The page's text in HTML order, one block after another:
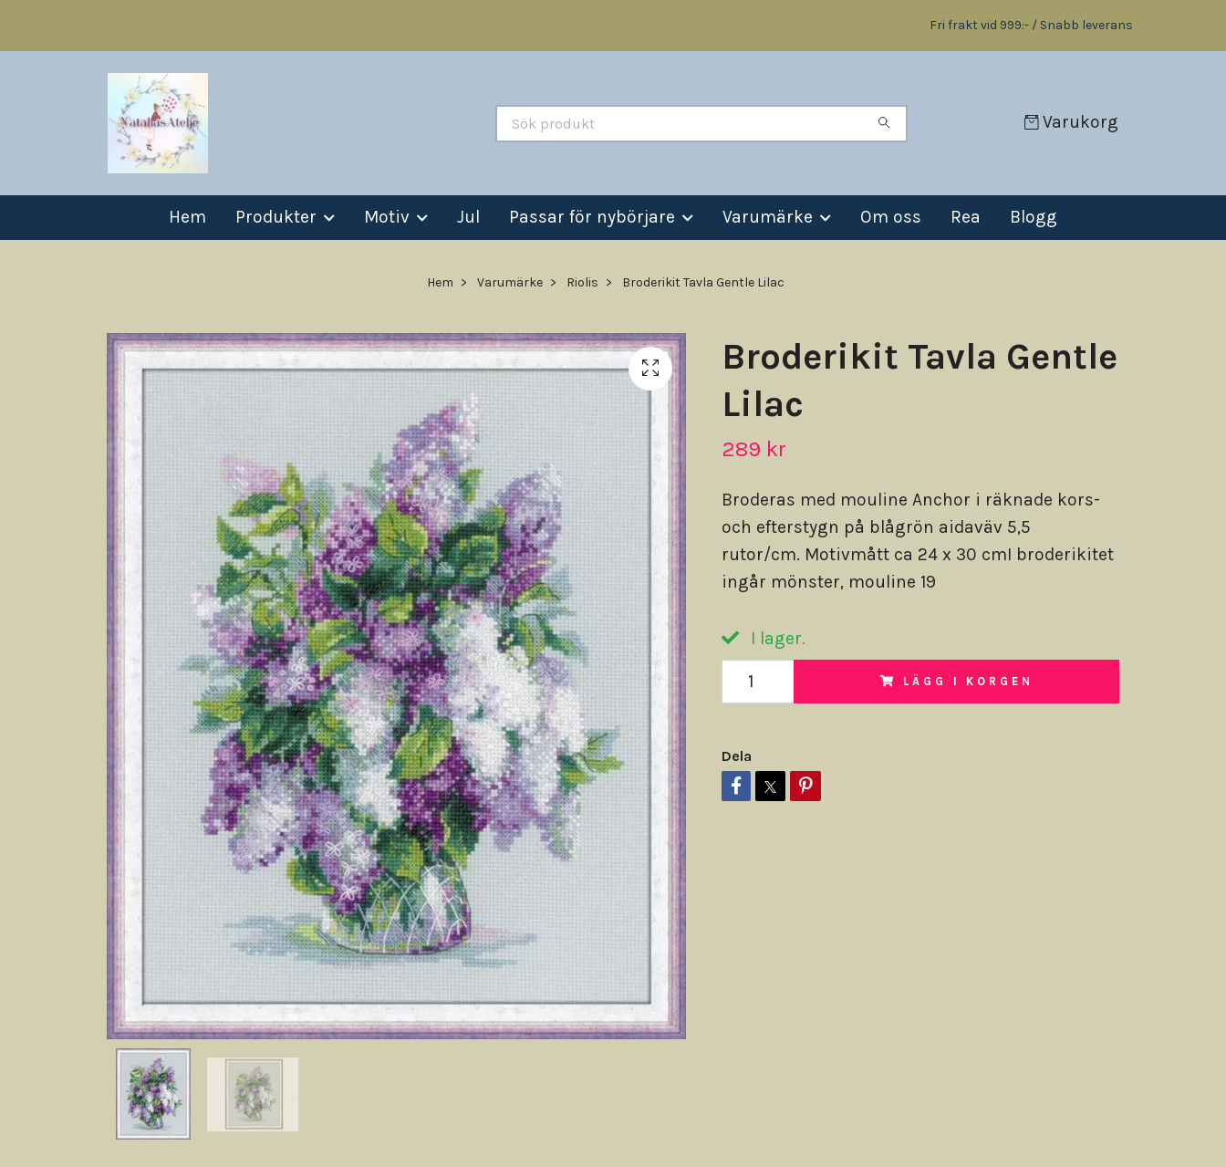
Fri frakt vid 999:- / Snabb leverans
Varukorg
Hem Produkter Motiv Jul Passar för nybörjare Varumärke Om oss Rea Blogg
Hem Varumärke Riolis Broderikit Tavla Gentle Lilac
Broderikit Tavla Gentle
Lilac
289 kr
Broderas med mouline Anchor i räknade kors-
och efterstygn på blågrön aidaväv 5,5
rutor/cm. Motivmått ca 24 x 30 cmI broderikitet
ingår mönster, mouline 19
I lager.
LÄGG I KORGEN
Dela